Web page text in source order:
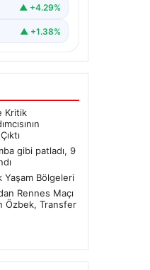
▲ +4.29%
▲ +1.38%
Kritik
gibi patladı, 9
Yaşam Bölgeleri
Rennes Maçı
Özbek, Transfer